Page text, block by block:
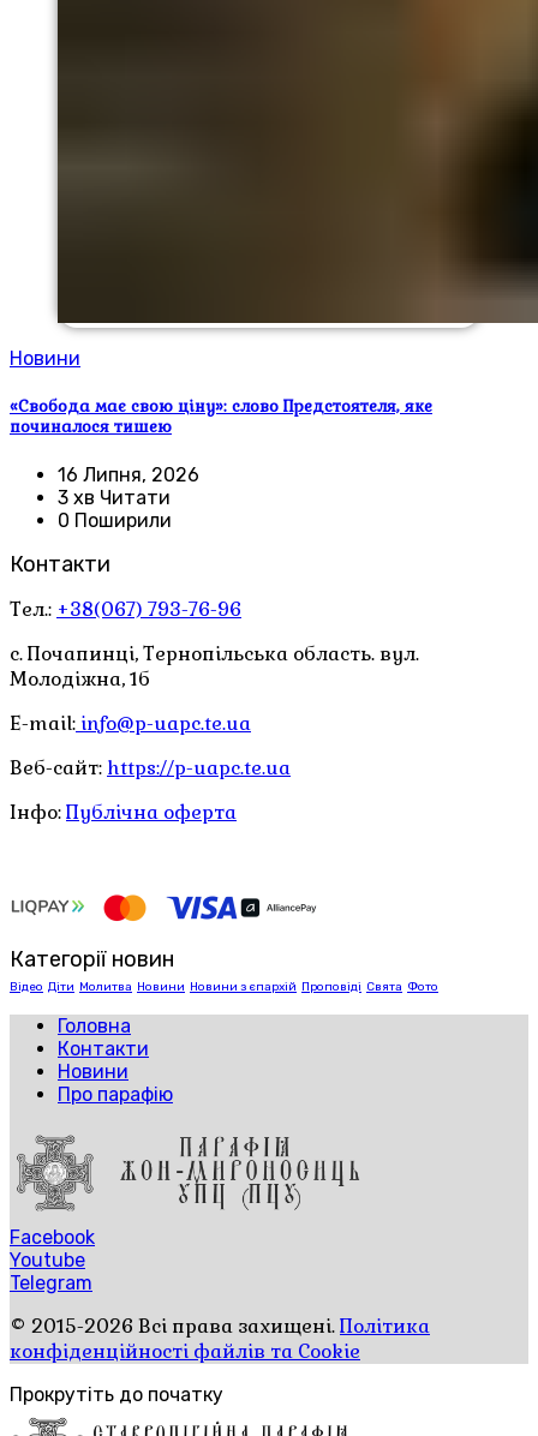
Новини
«Свобода має свою ціну»: слово Предстоятеля, яке
починалося тишею
16 Липня, 2026
3 хв Читати
0 Поширили
Контакти
Тел.: +38(067) 793-76-96
с. Почапинці, Тернопільська область. вул.
Молодіжна, 1б
E-mail: info@p-uapc.te.ua
Веб-сайт: https://p-uapc.te.ua
Інфо:Публічна оферта
Категорії новин
Відео Діти Молитва Новини Новини з єпархій Проповіді Свята Фото
Головна
Контакти
Новини
Про парафію
Facebook
Youtube
Telegram
© 2015-2026 Всі права захищені.Політика
конфіденційності файлів та Cookie
Прокрутіть до початку